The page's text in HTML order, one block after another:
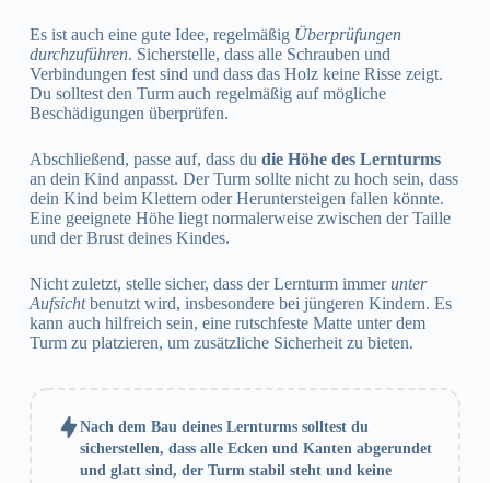
Es ist auch eine gute Idee, regelmäßig Überprüfungen
durchzuführen. Sicherstelle, dass alle Schrauben und
Verbindungen fest sind und dass das Holz keine Risse zeigt.
Du solltest den Turm auch regelmäßig auf mögliche
Beschädigungen überprüfen.
Abschließend, passe auf, dass du die Höhe des Lernturms
an dein Kind anpasst. Der Turm sollte nicht zu hoch sein, dass
dein Kind beim Klettern oder Heruntersteigen fallen könnte.
Eine geeignete Höhe liegt normalerweise zwischen der Taille
und der Brust deines Kindes.
Nicht zuletzt, stelle sicher, dass der Lernturm immerunter
Aufsichtbenutzt wird, insbesondere bei jüngeren Kindern. Es
kann auch hilfreich sein, eine rutschfeste Matte unter dem
Turm zu platzieren, um zusätzliche Sicherheit zu bieten.
Nach dem Bau deines Lernturms solltest du
sicherstellen, dass alle Ecken und Kanten abgerundet
und glatt sind, der Turm stabil steht und keine